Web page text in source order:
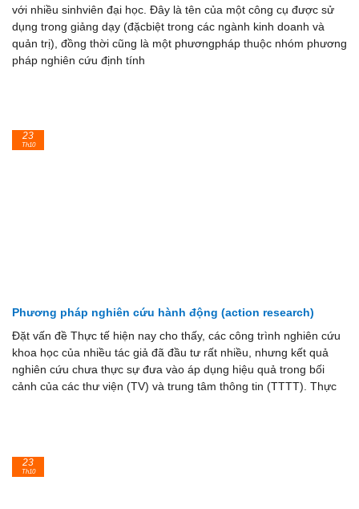
với nhiều sinhviên đại học. Đây là tên của một công cụ được sử
dụng trong giảng dạy (đặcbiệt trong các ngành kinh doanh và
quản trị), đồng thời cũng là một phươngpháp thuộc nhóm phương
pháp nghiên cứu định tính
Phương pháp nghiên cứu hành động (action research)
Đặt vấn đề Thực tế hiện nay cho thấy, các công trình nghiên cứu
khoa học của nhiều tác giả đã đầu tư rất nhiều, nhưng kết quả
nghiên cứu chưa thực sự đưa vào áp dụng hiệu quả trong bối
cảnh của các thư viện (TV) và trung tâm thông tin (TTTT). Thực
23
Th10
23
Th10